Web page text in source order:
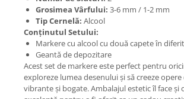
Grosimea Vârfului: 3-6 mm / 1-2 mm
Tip Cernelă: Alcool
Conținutul Setului:
Markere cu alcool cu două capete în
Geantă de depozitare
Acest set de markere este perfect pentru
exploreze lumea desenului și să creeze
vibrante și bogate. Ambalajul estetic îl face și